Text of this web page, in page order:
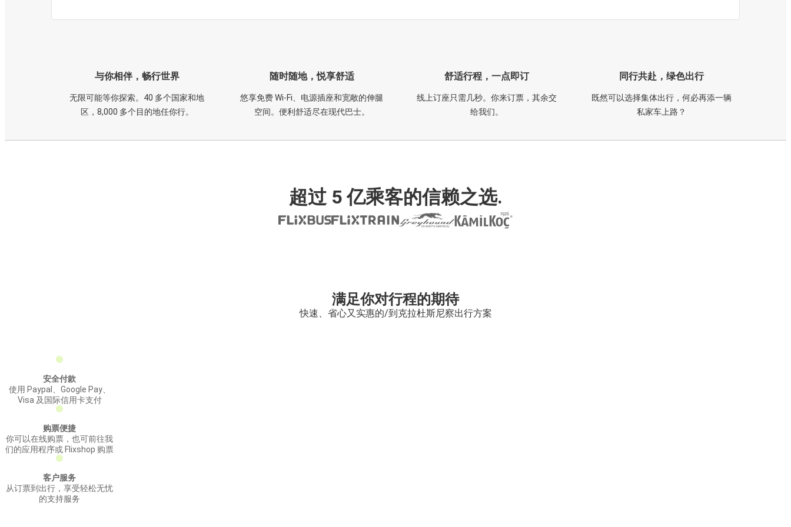
与你相伴，畅行世界
无限可能等你探索。40 多个国家和地
区，8,000 多个目的地任你行。
随时随地，悦享舒适
悠享免费 Wi-Fi、电源插座和宽敞的伸腿
空间。便利舒适尽在现代巴士。
舒适行程，一点即订
线上订座只需几秒。你来订票，其余交
给我们。
同行共赴，绿色出行
既然可以选择集体出行，何必再添一辆
私家车上路？
超过 5 亿乘客的信赖之选.
满足你对行程的期待
快速、省心又实惠的/到克拉杜斯尼察出行方案
安全付款
使用 Paypal、Google Pay、
Visa 及国际信用卡支付
购票便捷
你可以在线购票，也可前往我
们的应用程序或 Flixshop 购票
客户服务
从订票到出行，享受轻松无忧
的支持服务